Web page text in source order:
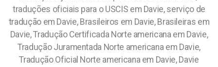
traduções oficiais para o USCIS em Davie, serviço de
tradução em Davie, Brasileiros em Davie, Brasileiras em
Davie, Tradução Certificada Norte americana em Davie,
Tradução Juramentada Norte americana em Davie,
Tradução Oficial Norte americana em Davie, Davie